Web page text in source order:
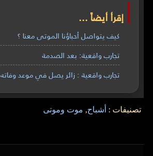
إقرأ أيضاً ...
كيف يتواصل أحباؤنا الموتى معنا ؟
تجارب واقعية: بعد الصدمة
تجارب واقعية : زائر يصل في موعد وفاته
تصنيفات : أشباح, موت وموتى